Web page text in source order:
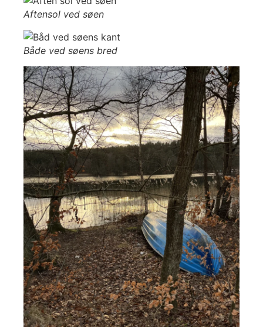
Aftensol ved søen
Både ved søens bred